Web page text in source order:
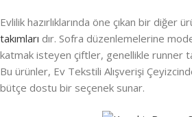
Evlilik hazırlıklarında öne çıkan bir diğer
takımları dır. Sofra düzenlemelerine
katmak isteyen çiftler, genellikle runner
Bu ürünler, Ev Tekstili Alışverişi
bütçe dostu bir seçenek sunar.